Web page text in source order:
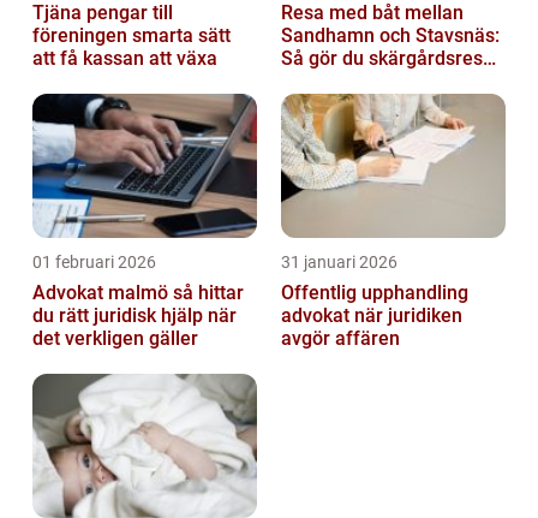
Tjäna pengar till
föreningen smarta sätt
att få kassan att växa
Resa med båt mellan
Sandhamn och Stavsnäs:
Så gör du skärgårdsresan
01 februari 2026
Advokat malmö så hittar
du rätt juridisk hjälp när
det verkligen gäller
31 januari 2026
Offentlig upphandling
advokat när juridiken
avgör affären